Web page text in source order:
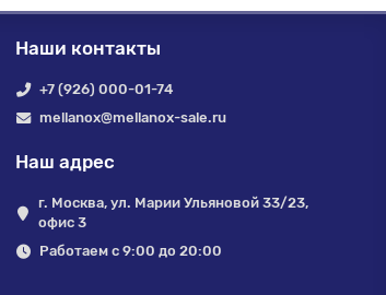
Наши контакты
+7 (926) 000-01-74
mellanox@mellanox-sale.ru
Наш адрес
г. Москва, ул. Марии Ульяновой 33/23,
офис 3
Работаем с 9:00 до 20:00